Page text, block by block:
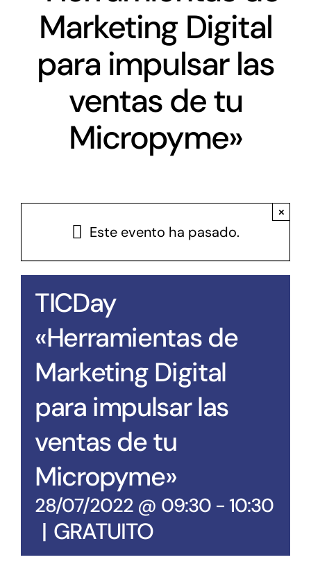
Antena Tecnológica
Eventos
Conócenos
Marketing Digital
para impulsar las
ventas de tu
Micropyme»
Este evento ha pasado.
×
TICDay
«Herramientas de
Marketing Digital
para impulsar las
ventas de tu
Micropyme»
28/07/2022 @ 09:30- 10:30
| GRATUITO